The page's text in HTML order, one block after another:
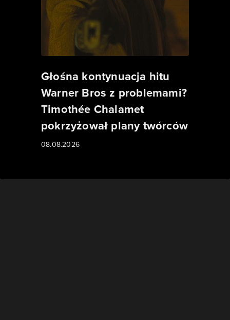
Głośna kontynuacja hitu
Warner Bros z problemami?
Timothée Chalamet
pokrzyżował plany twórców
08.08.2026